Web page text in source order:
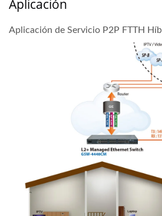
Aplicación
Aplicación de Servicio P2P FTTH